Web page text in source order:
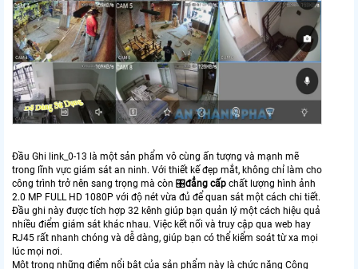
Đầu Ghi link_0-13 là một sản phẩm vô cùng ấn tượng và mạnh mẽ
trong lĩnh vực giám sát an ninh. Với thiết kế đẹp mắt, không chỉ làm cho
công trình trở nên sang trọng mà còn 🎛đẳng cấp chất lượng hình ảnh
2.0 MP FULL HD 1080P với độ nét vừa đủ để quan sát một cách chi tiết.
Đầu ghi này được tích hợp 32 kênh giúp bạn quản lý một cách hiệu quả
nhiều điểm giám sát khác nhau. Việc kết nối và truy cập qua web hay
RJ45 rất nhanh chóng và dễ dàng, giúp bạn có thể kiểm soát từ xa mọi
lúc mọi nơi.
Một trong những điểm nổi bật của sản phẩm này là chức năng Công